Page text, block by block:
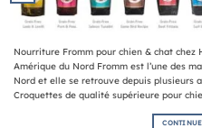
Nourriture Fromm pour chien & chat chez
Amérique du Nord Fromm est l’une des
Nord et elle se retrouve depuis plusieurs
Croquettes de qualité supérieure pour